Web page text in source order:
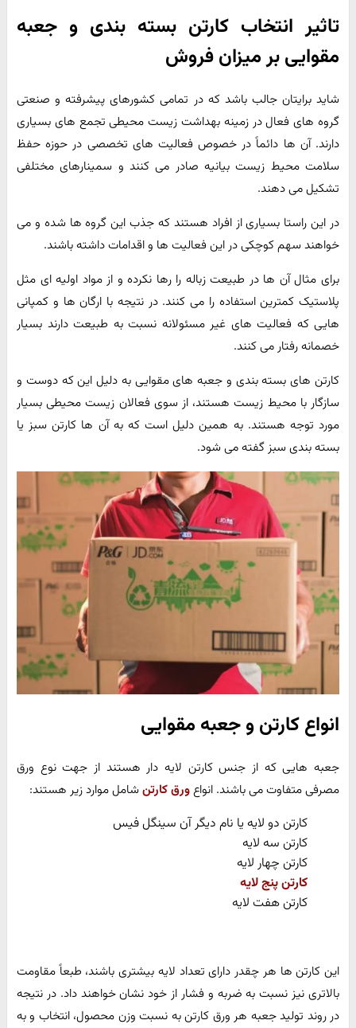
تاثیر انتخاب کارتن بسته بندی و جعبه
مقوایی بر میزان فروش
شاید برایتان جالب باشد که در تمامی کشورهای پیشرفته و صنعتی
گروه های فعال در زمینه بهداشت زیست محیطی تجمع های بسیاری
دارند. آن ها دائماً در خصوص فعالیت های تخصصی در حوزه حفظ
سلامت محیط زیست بیانیه صادر می کنند و سمینارهای مختلفی
تشکیل می دهند.
در این راستا بسیاری از افراد هستند که جذب این گروه ها شده و می
خواهند سهم کوچکی در این فعالیت ها و اقدامات داشته باشند.
برای مثال آن ها در طبیعت زباله را رها نکرده و از مواد اولیه ای مثل
پلاستیک کمترین استفاده را می کنند. در نتیجه با ارگان ها و کمپانی
هایی که فعالیت های غیر مسئولانه نسبت به طبیعت دارند بسیار
خصمانه رفتار می کنند.
کارتن های بسته بندی و جعبه های مقوایی به دلیل این که دوست و
سازگار با محیط زیست هستند، از سوی فعالان زیست محیطی بسیار
مورد توجه هستند. به همین دلیل است که به آن ها کارتن سبز یا
بسته بندی سبز گفته می شود.
انواع کارتن و جعبه مقوایی
جعبه هایی که از جنس کارتن لایه دار هستند از جهت نوع ورق
مصرفی متفاوت می باشند. انواعورق کارتنشامل موارد زیر هستند:
کارتن دو لایه یا نام دیگر آن سینگل فیس
کارتن سه لایه
کارتن چهار لایه
کارتن پنج لایه
کارتن هفت لایه
این کارتن ها هر چقدر دارای تعداد لایه بیشتری باشند، طبعاً مقاومت
بالاتری نیز نسبت به ضربه و فشار از خود نشان خواهند داد. در نتیجه
در روند تولید جعبه هر ورق کارتن به نسبت وزن محصول، انتخاب و به